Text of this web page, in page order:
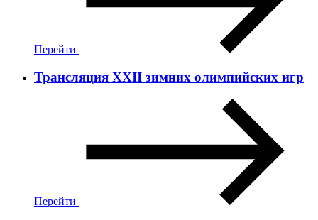
Перейти
Трансляция ХХII зимних олимпийских игр
Перейти